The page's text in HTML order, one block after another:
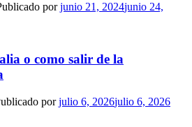
porjunio 21, 2024junio 24,
o como salir de la
porjulio 6, 2026julio 6, 2026